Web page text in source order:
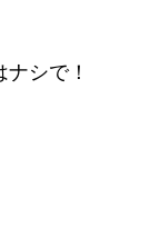
シで！